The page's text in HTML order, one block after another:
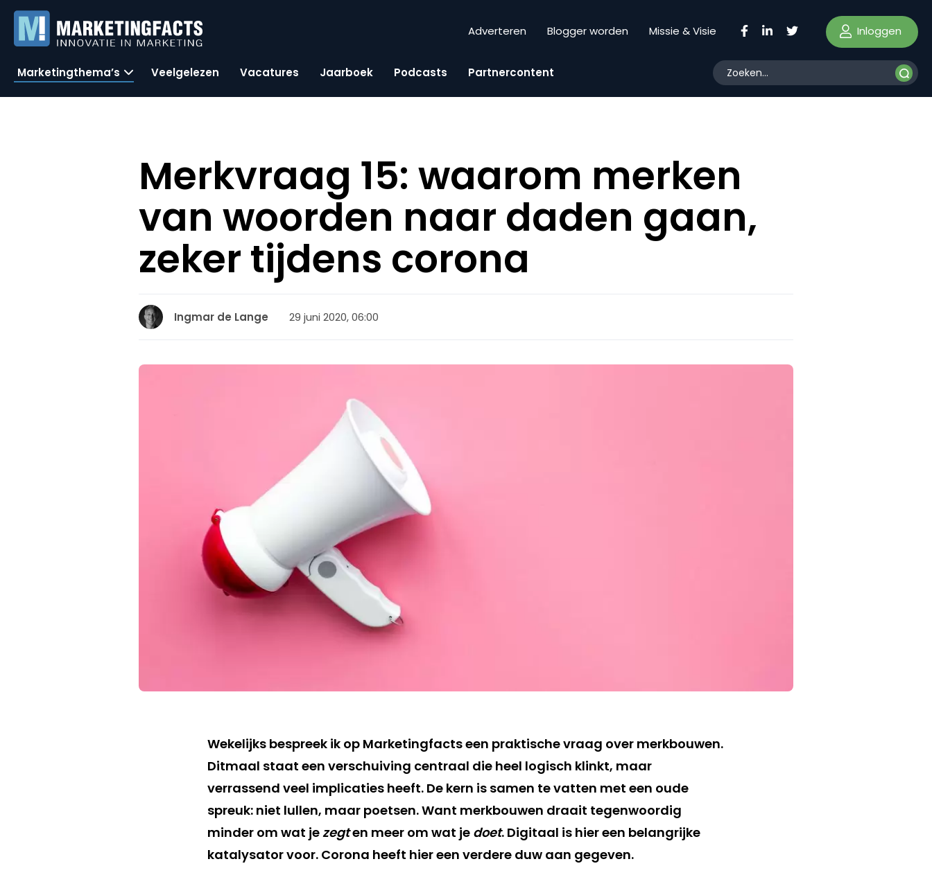
Adverteren Blogger worden Missie & Visie Inloggen
Marketingthema’s Veelgelezen Vacatures Jaarboek Podcasts Partnercontent
Merkvraag 15: waarom merken
van woorden naar daden gaan,
zeker tijdens corona
Ingmar de Lange 29 juni 2020, 06:00
Wekelijks bespreek ik op Marketingfacts een praktische vraag over merkbouwen.
Ditmaal staat een verschuiving centraal die heel logisch klinkt, maar
verrassend veel implicaties heeft. De kern is samen te vatten met een oude
spreuk: niet lullen, maar poetsen. Want merkbouwen draait tegenwoordig
minder om wat jezegten meer om wat je doet. Digitaal is hier een belangrijke
katalysator voor. Corona heeft hier een verdere duw aan gegeven.